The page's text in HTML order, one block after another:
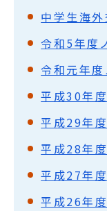
中学生海外
令和5年度
令和元年度
平成30年
平成29年
平成28年
平成27年
平成26年